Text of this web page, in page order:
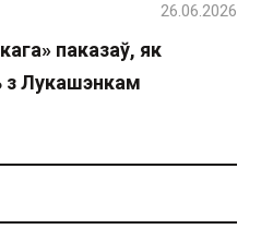
паказаў, як
з Лукашэнкам
26.06.2026